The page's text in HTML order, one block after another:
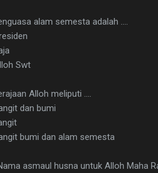
alam semesta adalah ....
Swt
Alloh meliputi ....
dan bumi
bumi dan alam semesta
asmaul husna untuk Alloh Maha